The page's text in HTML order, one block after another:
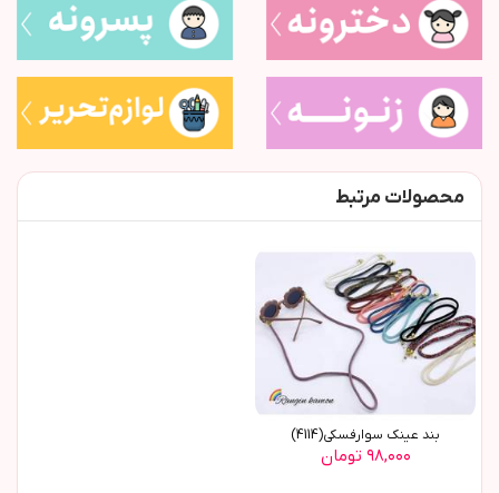
محصولات مرتبط
بند عینک سوارفسکی(4114)
۹۸,۰۰۰ تومان